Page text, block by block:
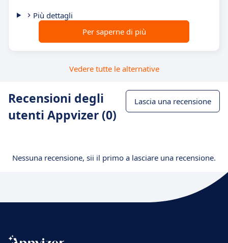
Più dettagli
Per saperne di più
Vedere tutte le alternative
Recensioni degli
utenti Appvizer (0)
Lascia una recensione
Nessuna recensione, sii il primo a lasciare una recensione.